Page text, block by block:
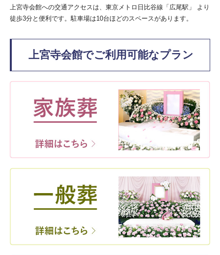
上宮寺会館への交通アクセスは、東京メトロ日比谷線「広尾駅」 より
徒歩3分と便利です。駐車場は10台ほどのスペースがあります。
上宮寺会館でご利用可能なプラン